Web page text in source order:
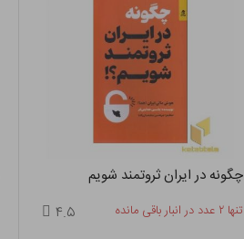
چگونه در ایران ثروتمند شویم
تنها ۲ عدد در انبار باقی مانده ۴.۵